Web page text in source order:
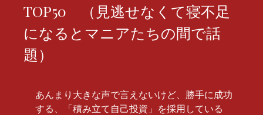
TOP50 （見逃せなくて寝不足
になるとマニアたちの間で話
題）
あんまり大きな声で言えないけど、勝手に成功
する、「積み立て自己投資」を採用している